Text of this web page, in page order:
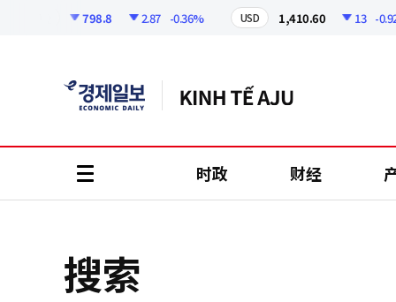
798.8 2.87 -0.36% USD 1,410.60 13 -
时政 财经
搜索